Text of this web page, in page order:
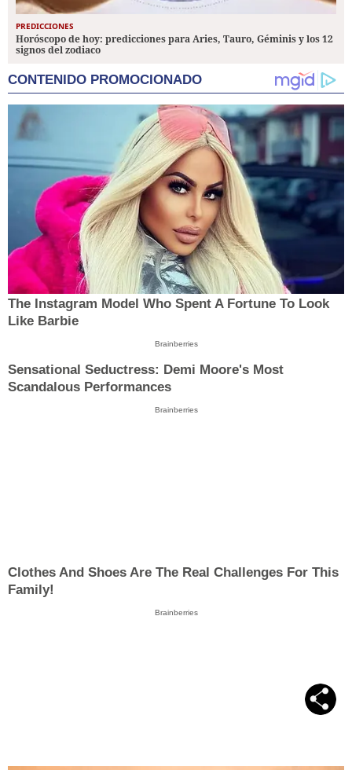
PREDICCIONES
Horóscopo de hoy: predicciones para Aries, Tauro, Géminis y los 12
signos del zodiaco
CONTENIDO PROMOCIONADO
The Instagram Model Who Spent A Fortune To Look
Like Barbie
Brainberries
Sensational Seductress: Demi Moore's Most
Scandalous Performances
Brainberries
Clothes And Shoes Are The Real Challenges For This
Family!
Brainberries